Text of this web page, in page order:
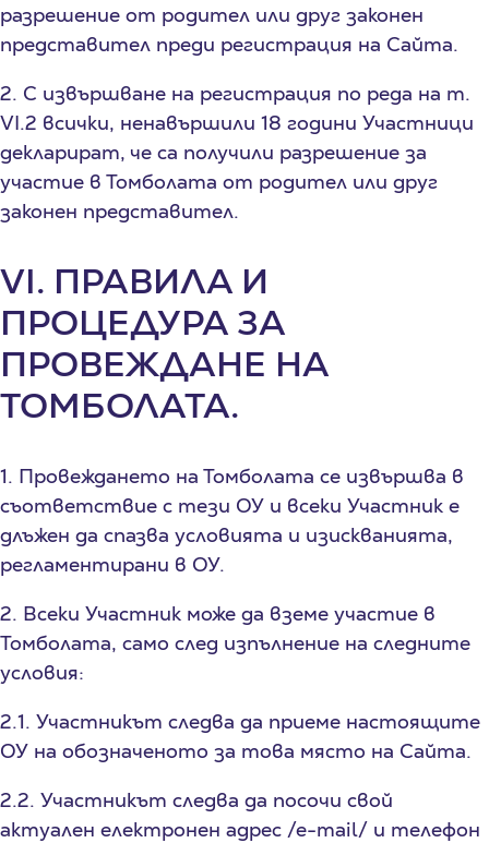
разрешение от родител или друг законен
представител преди регистрация на Сайта.
2. С извършване на регистрация по реда на т.
VI.2 всички, ненавършили 18 години Участници
декларират, че са получили разрешение за
участие в Томболата от родител или друг
законен представител.
VI. ПРАВИЛА И
ПРОЦЕДУРА ЗА
ПРОВЕЖДАНЕ НА
ТОМБОЛАТА.
1. Провеждането на Томболата се извършва в
съответствие с тези ОУ и всеки Участник е
длъжен да спазва условията и изискванията,
регламентирани в ОУ.
2. Всеки Участник може да вземе участие в
Томболата, само след изпълнение на следните
условия:
2.1. Участникът следва да приеме настоящите
ОУ на обозначеното за това място на Сайта.
2.2. Участникът следва да посочи свой
актуален eлектронен адрес /е-mail/ и телефон